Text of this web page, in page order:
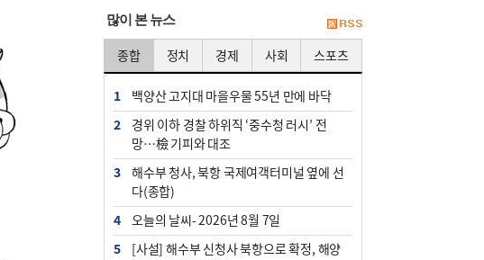
많이 본 뉴스
종합 정치 경제 사회 스포츠
1
백양산 고지대 마을우물 55년 만에 바닥
2
경위 이하 경찰 하위직 ‘중수청 러시’ 전
망…檢 기피와 대조
3
해수부 청사, 북항 국제여객터미널 옆에 선
다(종합)
4
오늘의 날씨- 2026년 8월 7일
5
[사설] 해수부 신청사 북항으로 확정, 해양